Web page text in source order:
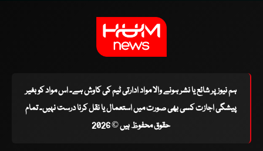
ہم نیوز پر شائع یا نشر ہونے والا مواد ادارتی ٹیم کی کاوش ہے۔ اس مواد کو بغیر
پیشگی اجازت کسی بھی صورت میں استعمال یا نقل کرنا درست نہیں۔ تمام
حقوق محفوظ ہیں © 2026